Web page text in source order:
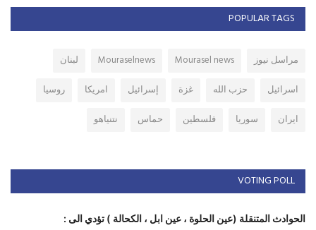
POPULAR TAGS
مراسل نيوز Mourasel news
Mouraselnews
لبنان
اسرائيل
حزب الله غزة إسرائيل امريكا
روسيا
ايران
سوريا فلسطين حماس نتنياهو
VOTING POLL
الحوادث المتنقلة (عين الحلوة ، عين ابل ، الكحالة ) تؤدي الى :